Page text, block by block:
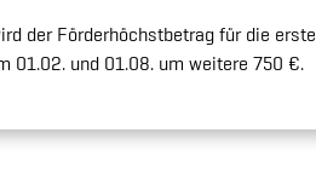
der Förderhöchstbetrag für die
01.02. und 01.08. um weitere 750 €.